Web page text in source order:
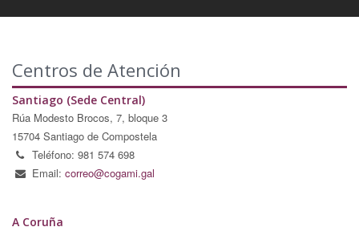
Centros de Atención
Santiago (Sede Central)
Rúa Modesto Brocos, 7, bloque 3
15704 Santiago de Compostela
Teléfono: 981 574 698
Email: correo@cogami.gal
A Coruña